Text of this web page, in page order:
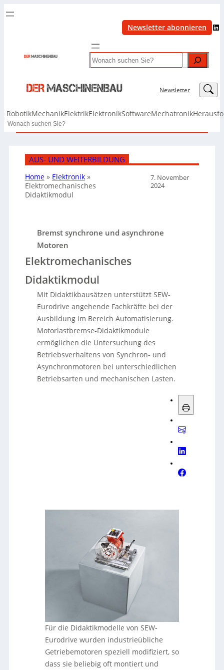
Newsletter abonnieren LinkedIn
Search
Newsletter LinkedIn
RobotikMechanikElektrikElektronikSoftwareMechatronik
Search
AUS- UND WEITERBILDUNG
Home» Elektronik»
Elektromechanisches
Didaktikmodul
7. November
2024
Bremst synchrone und asynchrone
Motoren
Elektromechanisches
Didaktikmodul
Mit Didaktikbausätzen unterstützt SEW-
Eurodrive angehende Fachkräfte bei der
Ausbildung im Bereich Automatisierung.
Motorlastbremse-Didaktikmodule
ermöglichen die Untersuchung des
Betriebsverhaltens von Synchron- und
Asynchronmotoren bei unterschiedlichen
Betriebsarten und mechanischen Lasten.
Für die Didaktikmodelle von SEW-
Eurodrive wurden industrieübliche
Getriebemotoren speziell modifiziert, so
dass sie beliebig oft montiert und